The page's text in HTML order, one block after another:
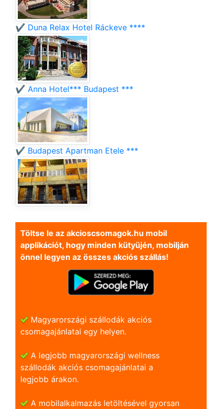
✔️ Duna Relax Hotel Ráckeve ****
✔️ Anna Hotel*** Budapest ***
✔️ Budapest Apartman Etele ***
Töltse le az akcioscsomagok.hu mobil
applikációt, hogy minden kütyüjén, mobilján
önnel legyen az összes akciós szállás!
Magyarországi szállodák akciós
csomagajánlatai egy helyen.
A legjobb magyarországi wellness
szállodák akciós csomagajánlatai a
legjobb árakon.
A mobilalkalmazás letöltésével gyorsan